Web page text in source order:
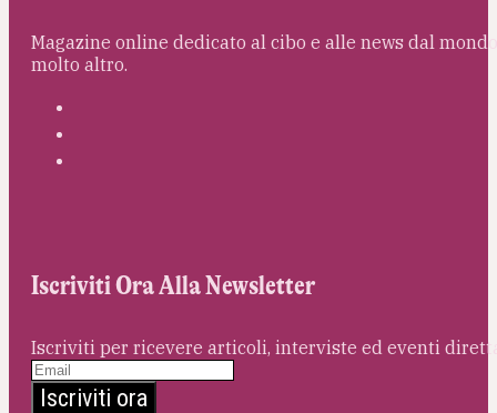
Magazine online dedicato al cibo e alle news dal
molto altro.
Iscriviti Ora Alla Newsletter
Iscriviti per ricevere articoli, interviste ed eventi
Iscriviti ora